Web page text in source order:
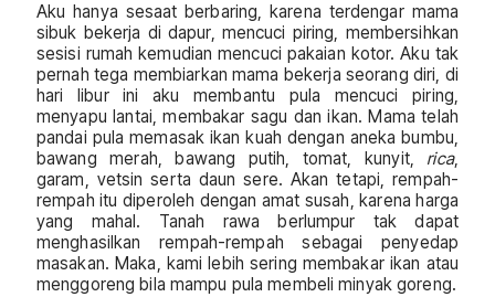
Aku hanya sesaat berbaring, karena terdengar mama
sibuk bekerja di dapur, mencuci piring, membersihkan
sesisi rumah kemudian mencuci pakaian kotor. Aku tak
pernah tega membiarkan mama bekerja seorang diri, di
hari libur ini aku membantu pula mencuci piring,
menyapu lantai, membakar sagu dan ikan. Mama telah
pandai pula memasak ikan kuah dengan aneka bumbu,
bawang merah, bawang putih, tomat, kunyit, rica,
garam, vetsin serta daun sere. Akan tetapi, rempah-
rempah itu diperoleh dengan amat susah, karena harga
yang mahal. Tanah rawa berlumpur tak dapat
menghasilkan rempah-rempah sebagai penyedap
masakan. Maka, kami lebih sering membakar ikan atau
menggoreng bila mampu pula membeli minyak goreng.